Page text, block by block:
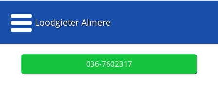
Loodgieter Almere
036-7602317